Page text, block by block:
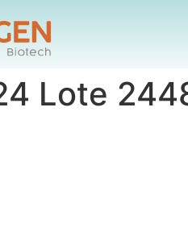
Lote